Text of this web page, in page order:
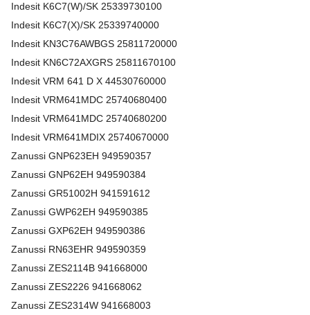
Indesit K6C7(W)/SK 25339730100
Indesit K6C7(X)/SK 25339740000
Indesit KN3C76AWBGS 25811720000
Indesit KN6C72AXGRS 25811670100
Indesit VRM 641 D X 44530760000
Indesit VRM641MDC 25740680400
Indesit VRM641MDC 25740680200
Indesit VRM641MDIX 25740670000
Zanussi GNP623EH 949590357
Zanussi GNP62EH 949590384
Zanussi GR51002H 941591612
Zanussi GWP62EH 949590385
Zanussi GXP62EH 949590386
Zanussi RN63EHR 949590359
Zanussi ZES2114B 941668000
Zanussi ZES2226 941668062
Zanussi ZES2314W 941668003